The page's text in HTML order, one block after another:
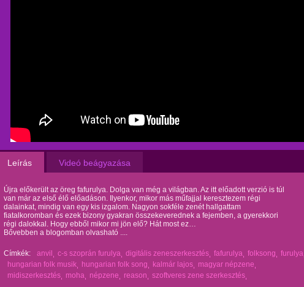
Leírás Videó beágyazása
Újra előkerült az öreg fafurulya. Dolga van még a világban. Az itt előadott verzió is túl
van már az első élő előadáson. Ilyenkor, mikor más műfajjal keresztezem régi
dalainkat, mindig van egy kis izgalom. Nagyon sokféle zenét hallgattam
fiatalkoromban és ezek bizony gyakran összekeverednek a fejemben, a gyerekkori
régi dalokkal. Hogy ebből mikor mi jön elő? Hát most ez…
Bővebben a blogomban olvasható ....
Címkék: anvil c-s szoprán furulya digitális zeneszerkesztés fafurulya folksong
furulya
hungarian folk musik
hungarian folk song kalmár lajos
magyar népzene
midiszerkesztés
moha népzene reason
szoftveres zene szerkesztés